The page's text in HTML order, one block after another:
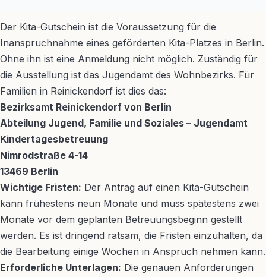
Der Kita-Gutschein ist die Voraussetzung für die
Inanspruchnahme eines geförderten Kita-Platzes in Berlin.
Ohne ihn ist eine Anmeldung nicht möglich. Zuständig für
die Ausstellung ist das Jugendamt des Wohnbezirks. Für
Familien in Reinickendorf ist dies das:
Bezirksamt Reinickendorf von Berlin
Abteilung Jugend, Familie und Soziales – Jugendamt
Kindertagesbetreuung
Nimrodstraße 4-14
13469 Berlin
Wichtige Fristen: Der Antrag auf einen Kita-Gutschein
kann frühestens neun Monate und muss spätestens zwei
Monate vor dem geplanten Betreuungsbeginn gestellt
werden. Es ist dringend ratsam, die Fristen einzuhalten, da
die Bearbeitung einige Wochen in Anspruch nehmen kann.
Erforderliche Unterlagen: Die genauen Anforderungen